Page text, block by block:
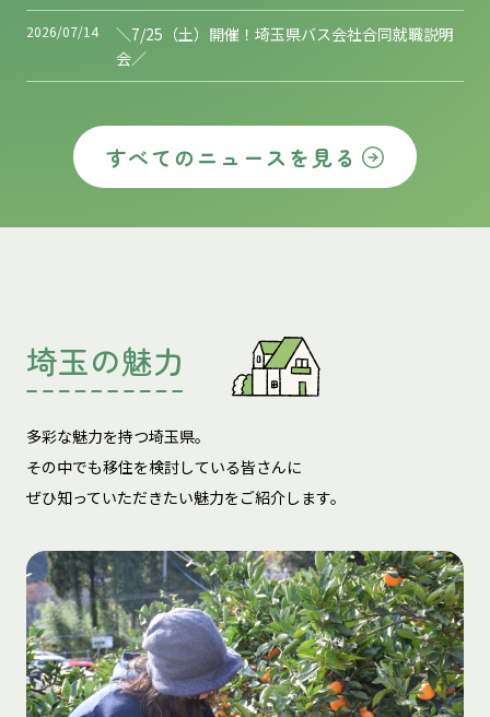
2026/07/14
＼7/25（土）開催！埼玉県バス会社合同就職説明
会／
すべてのニュースを見る
埼玉の魅力
多彩な魅力を持つ埼玉県。
その中でも移住を検討している皆さんに
ぜひ知っていただきたい魅力をご紹介します。